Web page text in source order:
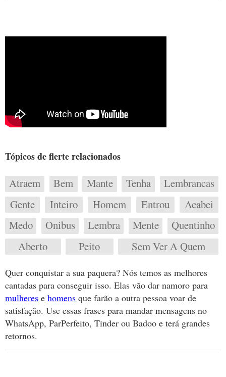
Tópicos de flerte relacionados
Atraem Bem Mante Tenha
Lembrancas
Gente
Inteiro Homem Entrou
Acabei
Medo
Onibus Lembra Mente
Quentinho
Aberto
Peito Sem Ver A Quem
Quer conquistar a sua paquera? Nós temos as melhores
cantadas para conseguir isso. Elas vão dar namoro para
mulheres e homens que farão a outra pessoa voar de
satisfação. Use essas frases para mandar mensagens no
WhatsApp, ParPerfeito, Tinder ou Badoo e terá grandes
retornos.